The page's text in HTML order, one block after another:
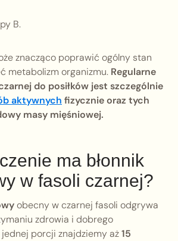
B.
znacząco poprawić ogólny stan
metabolizm organizmu. Regularne
do posiłków jest szczególnie
aktywnych fizycznie oraz tych
masy mięśniowej.
ma błonnik
w fasoli czarnej?
obecny w czarnej fasoli odgrywa
zdrowia i dobrego
porcji znajdziemy aż15